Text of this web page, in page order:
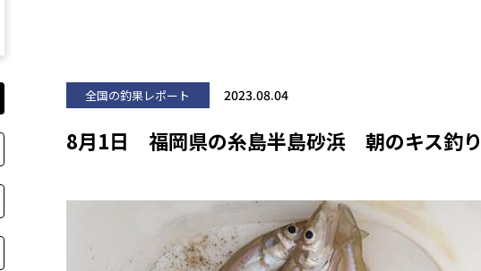
全国の釣果レポート 2023.08.04
8月1日 福岡県の糸島半島砂浜 朝のキス釣